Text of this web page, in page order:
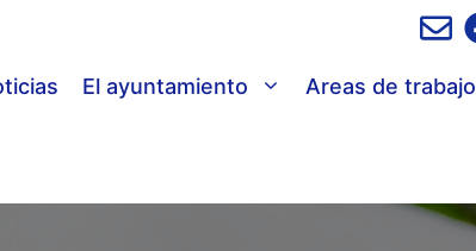
El ayuntamiento Areas de trabajo